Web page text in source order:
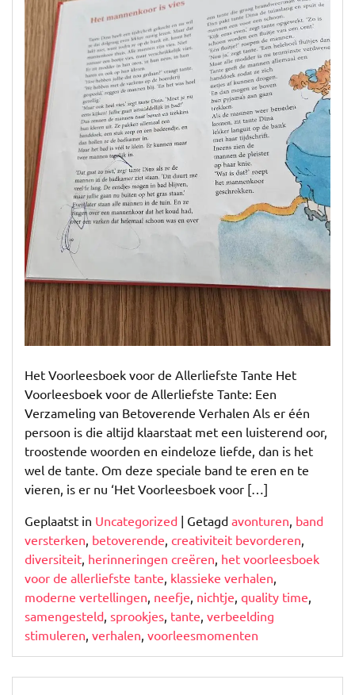
Tante:
Magische
Verzameling
Verhalen
Het Voorleesboek voor de Allerliefste Tante Het
Voorleesboek voor de Allerliefste Tante: Een
Verzameling van Betoverende Verhalen Als er één
persoon is die altijd klaarstaat met een luisterend oor,
troostende woorden en eindeloze liefde, dan is het
wel de tante. Om deze speciale band te eren en te
vieren, is er nu ‘Het Voorleesboek voor […]
Geplaatst in Uncategorized | Getagd avonturen band
versterken betoverende creativiteit bevorderen
diversiteit herinneringen creëren het voorleesboek
voor de allerliefste tante klassieke verhalen
moderne vertellingen neefje nichtje quality time
samengesteld sprookjes tante verbeelding
stimuleren verhalen voorleesmomenten